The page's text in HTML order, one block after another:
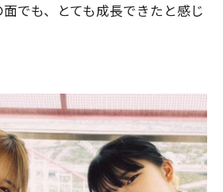
でも、とても成長できたと感じ